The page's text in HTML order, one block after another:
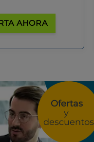
AHORA
Ofertas
y
descuentos